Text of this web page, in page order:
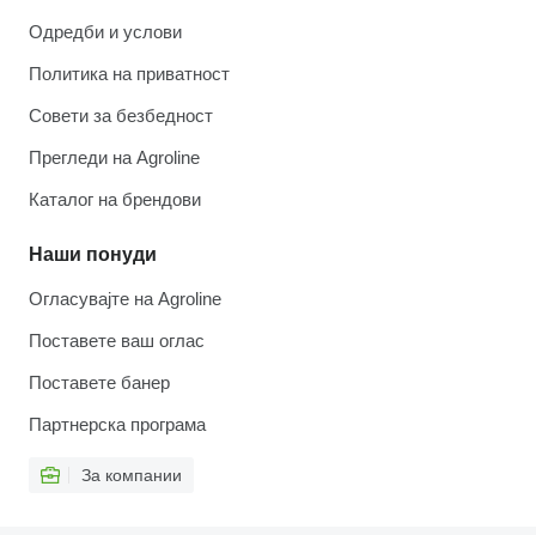
Одредби и услови
Политика на приватност
Совети за безбедност
Прегледи на Agroline
Каталог на брендови
Наши понуди
Огласувајте на Agroline
Поставете ваш оглас
Поставете банер
Партнерска програма
За компании